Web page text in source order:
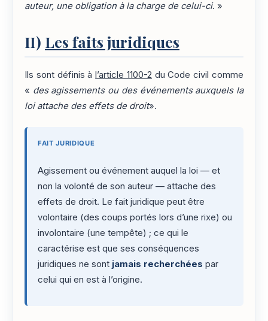
auteur, une obligation à la charge de celui-ci. »
II) Les faits juridiques
Ils sont définis àl’article 1100-2 du Code civil comme
« des agissements ou des événements auxquels la
loi attache des effets de droit».
FAIT JURIDIQUE
Agissement ou événement auquel la loi — et
non la volonté de son auteur — attache des
effets de droit. Le fait juridique peut être
volontaire (des coups portés lors d’une rixe) ou
involontaire (une tempête) ; ce qui le
caractérise est que ses conséquences
juridiques ne sont jamais recherchées par
celui qui en est à l’origine.